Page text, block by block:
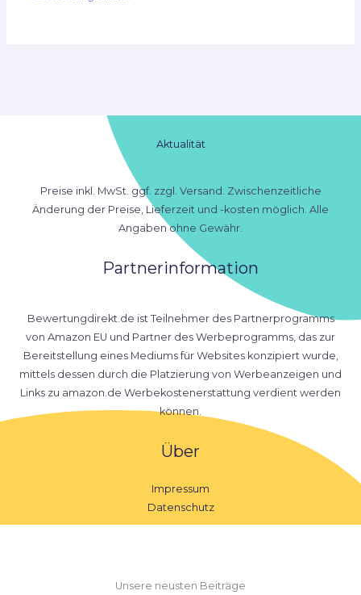
Aktualität
Preise inkl. MwSt. ggf. zzgl. Versand. Zwischenzeitliche
Änderung der Preise, Lieferzeit und -kosten möglich. Alle
Angaben ohne Gewähr.
Partnerinformation
Bewertungdirekt.de ist Teilnehmer des Partnerprogramms
von Amazon EU und Partner des Werbeprogramms, das zur
Bereitstellung eines Mediums für Websites konzipiert wurde,
mittels dessen durch die Platzierung von Werbeanzeigen und
Links zu amazon.de Werbekostenerstattung verdient werden
können.
Über
Impressum
Datenschutz
Unsere neusten Beiträge